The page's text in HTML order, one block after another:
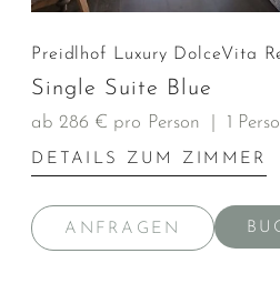
Preidlhof Luxury DolceVita
Single Suite Blue
ab 286 € pro Person 1
DETAILS ZUM ZIMMER
ANFRAGEN